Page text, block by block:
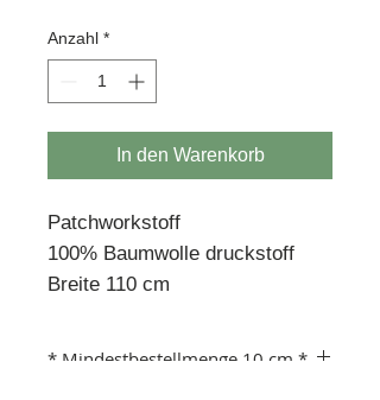
pro
Zentimeter
Anzahl *
In den Warenkorb
Patchworkstoff
100% Baumwolle druckstoff
Breite 110 cm
* Mindestbestellmenge 10 cm *